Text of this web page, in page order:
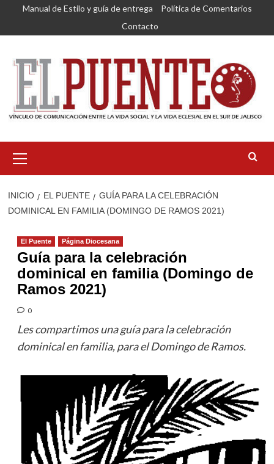
Saltar
contenido
Manual de Estilo y guía de entrega
Política de Comentarios
Contacto
primario
INICIO EL PUENTE
GUÍA PARA LA CELEBRACIÓN
DOMINICAL EN FAMILIA (DOMINGO DE RAMOS 2021)
El Puente Página Diocesana
Guía para la celebración
dominical en familia (Domingo de
Ramos 2021)
0
Les compartimos una guía para la celebración
dominical en familia, para el Domingo de Ramos.